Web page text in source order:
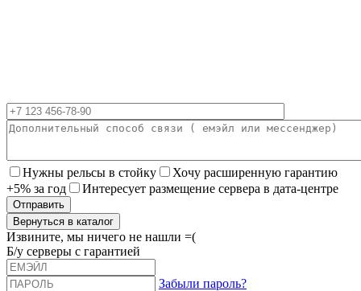
Нужны рельсы в стойку
Хочу расширенную гарантию
+5% за год
Интересует размещение сервера в дата-центре
Вернуться в каталог
Извините, мы ничего не нашли =(
Б/у серверы с гарантией
Забыли пароль?